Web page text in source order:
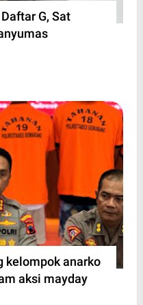
G, Sat
kelompok anarko
aksi mayday